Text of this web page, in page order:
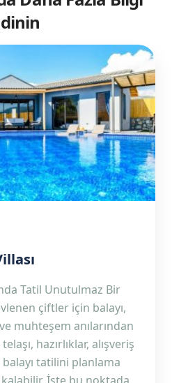
Tatil Unutulmaz Bir
çiftler için balayı,
muhteşem anılarından
hazırlıklar, alışveriş
tatilini planlama